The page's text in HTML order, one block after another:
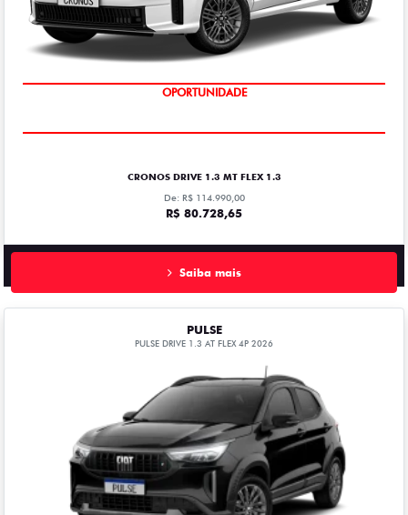
OPORTUNIDADE
CRONOS DRIVE 1.3 MT FLEX 1.3
De: R$ 114.990,00
R$ 80.728,65
Saiba mais
PULSE
PULSE DRIVE 1.3 AT FLEX 4P 2026